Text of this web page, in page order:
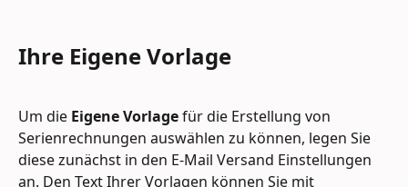
Ihre Eigene Vorlage
Um die Eigene Vorlage für die Erstellung von
Serienrechnungen auswählen zu können, legen Sie
diese zunächst in den E-Mail Versand Einstellungen
an. Den Text Ihrer Vorlagen können Sie mit